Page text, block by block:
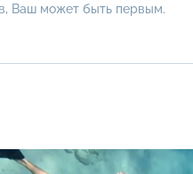
Ваш может быть первым.